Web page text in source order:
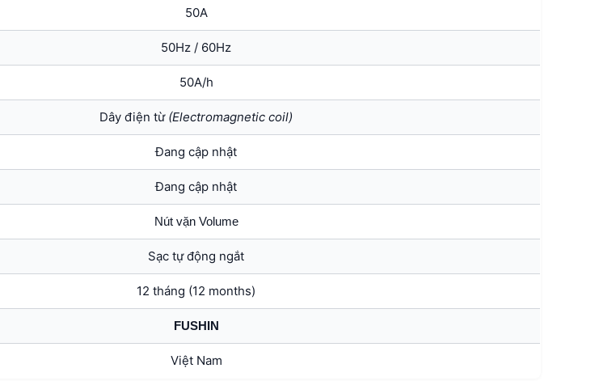
50A
50Hz / 60Hz
50A/h
Dây điện từ (Electromagnetic coil)
Đang cập nhật
Đang cập nhật
Nút vặn Volume
Sạc tự động ngắt
12 tháng (12 months)
FUSHIN
Việt Nam